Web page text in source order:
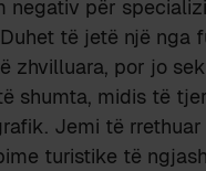
negativ për
të jetë një nga
zhvilluara, por jo
shumta, midis të
Jemi të
turistike të